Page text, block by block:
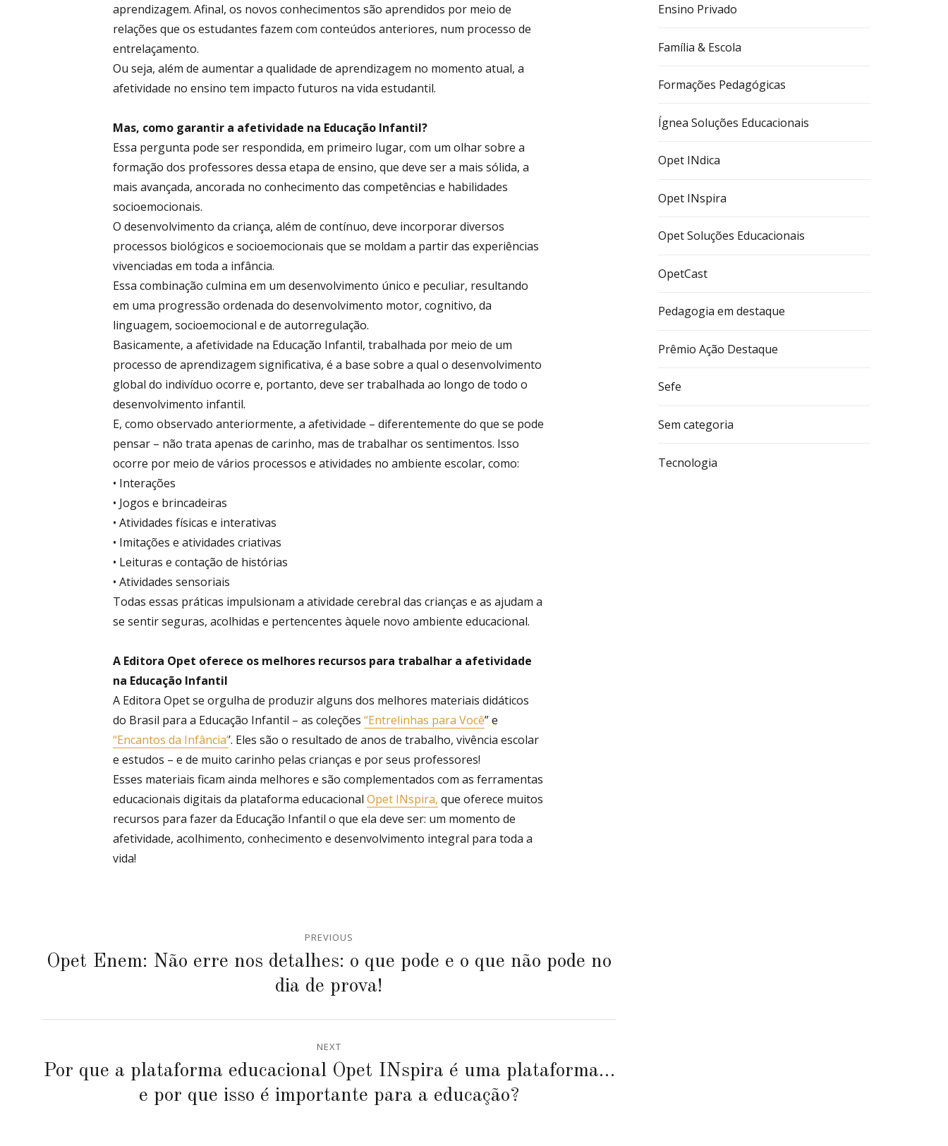
aprendizagem. Afinal, os novos conhecimentos são aprendidos por meio de
relações que os estudantes fazem com conteúdos anteriores, num processo de
entrelaçamento.
Ou seja, além de aumentar a qualidade de aprendizagem no momento atual, a
afetividade no ensino tem impacto futuros na vida estudantil.
Mas, como garantir a afetividade na Educação Infantil?
Essa pergunta pode ser respondida, em primeiro lugar, com um olhar sobre a
formação dos professores dessa etapa de ensino, que deve ser a mais sólida, a
mais avançada, ancorada no conhecimento das competências e habilidades
socioemocionais.
O desenvolvimento da criança, além de contínuo, deve incorporar diversos
processos biológicos e socioemocionais que se moldam a partir das experiências
vivenciadas em toda a infância.
Essa combinação culmina em um desenvolvimento único e peculiar, resultando
em uma progressão ordenada do desenvolvimento motor, cognitivo, da
linguagem, socioemocional e de autorregulação.
Basicamente, a afetividade na Educação Infantil, trabalhada por meio de um
processo de aprendizagem significativa, é a base sobre a qual o desenvolvimento
global do indivíduo ocorre e, portanto, deve ser trabalhada ao longo de todo o
desenvolvimento infantil.
E, como observado anteriormente, a afetividade – diferentemente do que se pode
pensar – não trata apenas de carinho, mas de trabalhar os sentimentos. Isso
ocorre por meio de vários processos e atividades no ambiente escolar, como:
• Interações
• Jogos e brincadeiras
• Atividades físicas e interativas
• Imitações e atividades criativas
• Leituras e contação de histórias
• Atividades sensoriais
Todas essas práticas impulsionam a atividade cerebral das crianças e as ajudam a
se sentir seguras, acolhidas e pertencentes àquele novo ambiente educacional.
A Editora Opet oferece os melhores recursos para trabalhar a afetividade
na Educação Infantil
A Editora Opet se orgulha de produzir alguns dos melhores materiais didáticos
do Brasil para a Educação Infantil – as coleções “Entrelinhas para Você” e
“Encantos da Infância’’. Eles são o resultado de anos de trabalho, vivência escolar
e estudos – e de muito carinho pelas crianças e por seus professores!
Esses materiais ficam ainda melhores e são complementados com as ferramentas
educacionais digitais da plataforma educacional Opet INspira, que oferece muitos
recursos para fazer da Educação Infantil o que ela deve ser: um momento de
afetividade, acolhimento, conhecimento e desenvolvimento integral para toda a
vida!
de
PREVIOUS
Previous
Opet Enem: Não erre nos detalhes: o que pode e o que não pode no
dia de prova!
NEXT
Next
Por que a plataforma educacional Opet INspira é uma plataforma…
e por que isso é importante para a educação?
Ensino Privado
Família & Escola
Formações Pedagógicas
Ígnea Soluções Educacionais
Opet INdica
Opet INspira
Opet Soluções Educacionais
OpetCast
Pedagogia em destaque
Prêmio Ação Destaque
Sefe
Sem categoria
Tecnologia